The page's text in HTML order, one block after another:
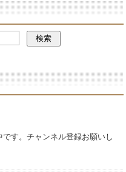
す。チャンネル登録お願いし